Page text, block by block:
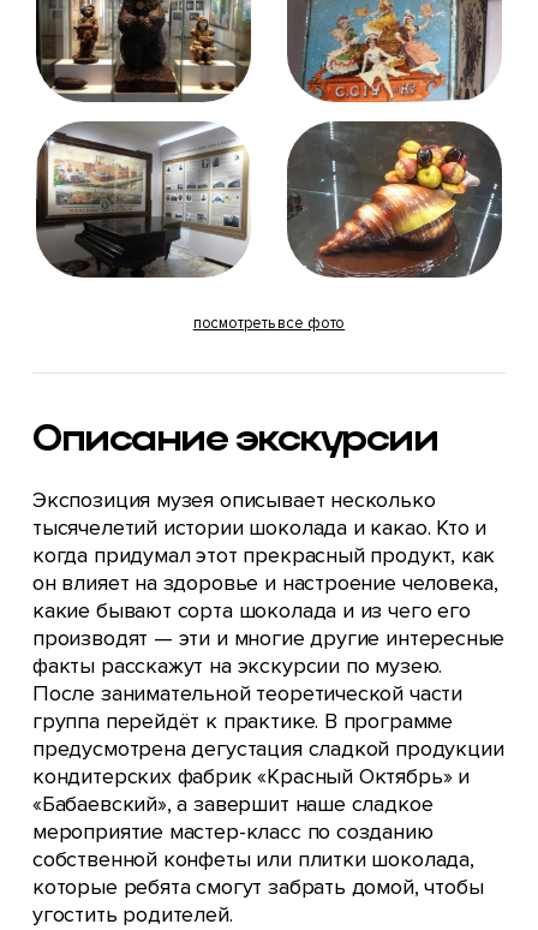
посмотреть все фото
Описание экскурсии
Экспозиция музея описывает несколько
тысячелетий истории шоколада и какао. Кто и
когда придумал этот прекрасный продукт, как
он влияет на здоровье и настроение человека,
какие бывают сорта шоколада и из чего его
производят — эти и многие другие интересные
факты расскажут на экскурсии по музею.
После занимательной теоретической части
группа перейдёт к практике. В программе
предусмотрена дегустация сладкой продукции
кондитерских фабрик «Красный Октябрь» и
«Бабаевский», а завершит наше сладкое
мероприятие мастер-класс по созданию
собственной конфеты или плитки шоколада,
которые ребята смогут забрать домой, чтобы
угостить родителей.